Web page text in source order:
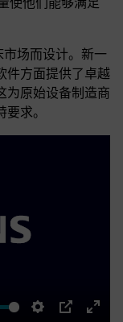
市场而设计。新一
件方面提供了卓越
为原始设备制造商
求。